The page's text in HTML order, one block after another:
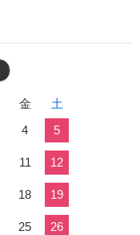
金
土
4 5
11 12
18 19
25 26